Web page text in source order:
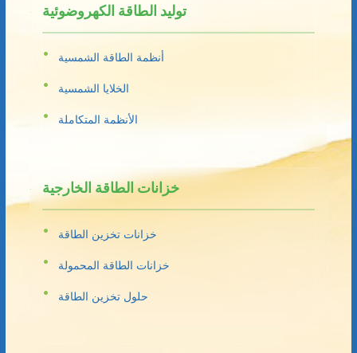
توليد الطاقة الكهروضوئية
أنظمة الطاقة الشمسية
الخلايا الشمسية
الأنظمة المتكاملة
خزانات الطاقة الخارجية
خزانات تخزين الطاقة
خزانات الطاقة المحمولة
حلول تخزين الطاقة